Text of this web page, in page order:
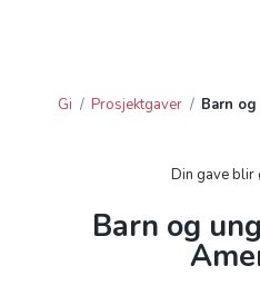
PROSJEKTGAVER
FORDELTE GIVERAVTALER
Gi / Prosjektgaver / Barn
Din gave blir
Barn og